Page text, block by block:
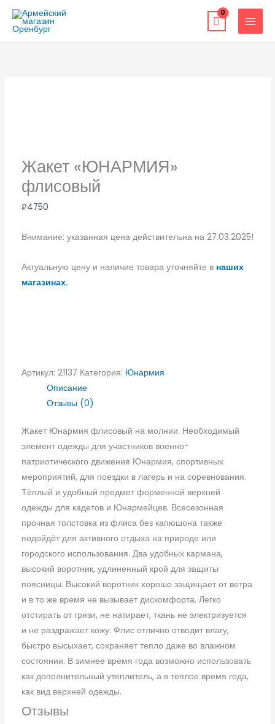
Перейти
содержимому
Жакет «ЮНАРМИЯ»
флисовый
₽4750
Внимание: указанная цена действительна на 27.03.2025!
Актуальную цену и наличие товара уточняйте в наших
магазинах.
Артикул: 21137 Категория: Юнармия
Описание
Отзывы (0)
Жакет Юнармия флисовый на молнии. Необходимый
элемент одежды для участников военно-
патриотического движения Юнармия, спортивных
мероприятий, для поездки в лагерь и на соревнования.
Тёплый и удобный предмет форменной верхней
одежды для кадетов и Юнармейцев. Всесезонная
прочная толстовка из флиса без капюшона также
подойдёт для активного отдыха на природе или
городского использования. Два удобных кармана,
высокий воротник, удлиненный крой для защиты
поясницы. Высокий воротник хорошо защищает от ветра
и в то же время не вызывает дискомфорта. Легко
отстирать от грязи, не натирает, ткань не электризуется
и не раздражает кожу. Флис отлично отводит влагу,
быстро высыхает, сохраняет тепло даже во влажном
состоянии. В зимнее время года возможно использовать
как дополнительный утеплитель, а в теплое время года,
как вид верхней одежды.
Отзывы